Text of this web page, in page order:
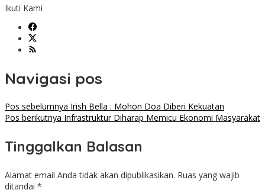
Ikuti Kami
Navigasi pos
Pos sebelumnya Irish Bella : Mohon Doa Diberi Kekuatan
Pos berikutnya Infrastruktur Diharap Memicu Ekonomi Masyarakat
Tinggalkan Balasan
Alamat email Anda tidak akan dipublikasikan. Ruas yang wajib
ditandai *